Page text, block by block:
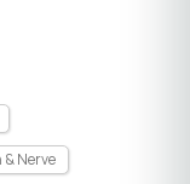
& Nerve